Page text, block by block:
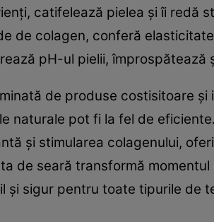
catifelează pielea și îi redă
de colagen, conferă
pH-ul pielii, împrospătează
de produse costisitoare
naturale pot fi la fel de
și stimularea colagenului,
de seară transformă
și sigur pentru toate tipurile de